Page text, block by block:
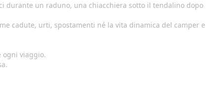
durante un raduno, una chiacchiera sotto il tendalino dopo
cadute, urti, spostamenti né la vita dinamica del camper e
ogni viaggio.